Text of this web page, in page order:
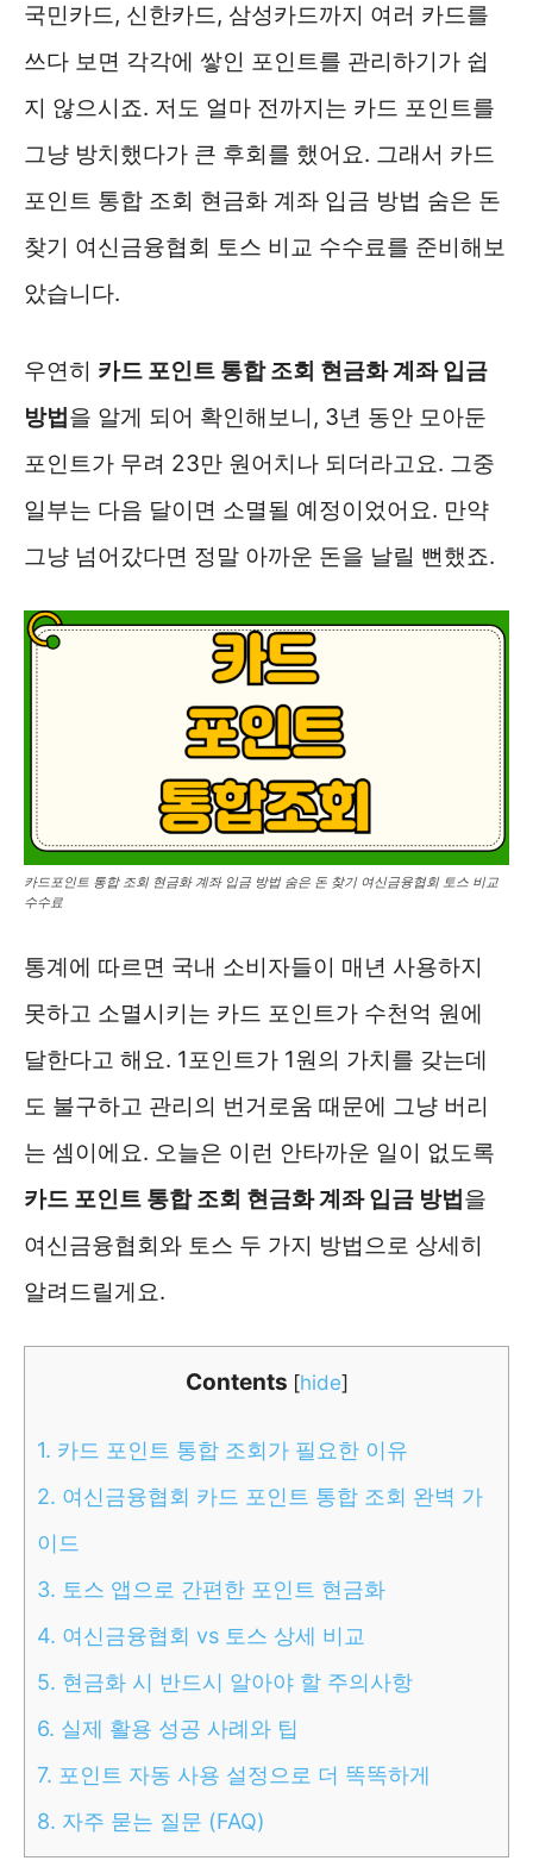
국민카드, 신한카드, 삼성카드까지 여러 카드를
쓰다 보면 각각에 쌓인 포인트를 관리하기가 쉽
지 않으시죠. 저도 얼마 전까지는 카드 포인트를
그냥 방치했다가 큰 후회를 했어요. 그래서 카드
포인트 통합 조회 현금화 계좌 입금 방법 숨은 돈
찾기 여신금융협회 토스 비교 수수료를 준비해보
았습니다.
우연히 카드 포인트 통합 조회 현금화 계좌 입금
방법 을 알게 되어 확인해보니, 3년 동안 모아둔
포인트가 무려 23만 원어치나 되더라고요. 그중
일부는 다음 달이면 소멸될 예정이었어요. 만약
그냥 넘어갔다면 정말 아까운 돈을 날릴 뻔했죠.
카드포인트 통합 조회 현금화 계좌 입금 방법 숨은 돈 찾기 여신금융협회 토스 비교
수수료
통계에 따르면 국내 소비자들이 매년 사용하지
못하고 소멸시키는 카드 포인트가 수천억 원에
달한다고 해요. 1포인트가 1원의 가치를 갖는데
도 불구하고 관리의 번거로움 때문에 그냥 버리
는 셈이에요. 오늘은 이런 안타까운 일이 없도록
카드 포인트 통합 조회 현금화 계좌 입금 방법 을
여신금융협회와 토스 두 가지 방법으로 상세히
알려드릴게요.
Contents [hide]
1. 카드 포인트 통합 조회가 필요한 이유
2. 여신금융협회 카드 포인트 통합 조회 완벽 가
이드
3. 토스 앱으로 간편한 포인트 현금화
4. 여신금융협회 vs 토스 상세 비교
5. 현금화 시 반드시 알아야 할 주의사항
6. 실제 활용 성공 사례와 팁
7. 포인트 자동 사용 설정으로 더 똑똑하게
8. 자주 묻는 질문 (FAQ)